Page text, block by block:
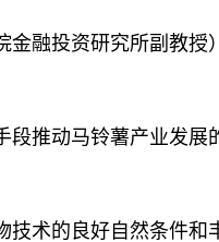
融投资研究所副教授
推动马铃薯产业发展
术的良好自然条件和